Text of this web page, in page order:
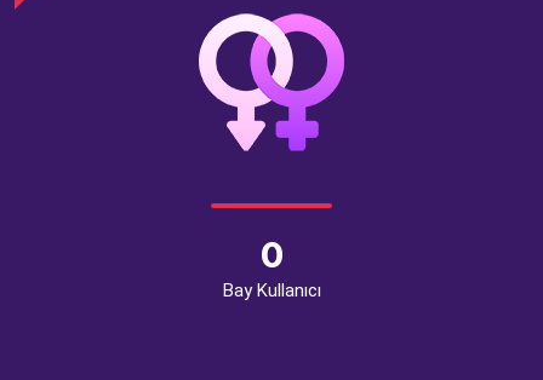
0
Bay Kullanıcı